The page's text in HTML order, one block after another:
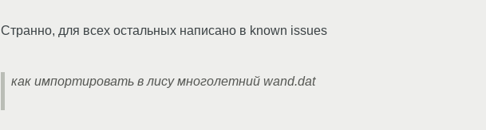
Странно, для всех остальных написано в known issues
как импортировать в лису многолетний wand.dat